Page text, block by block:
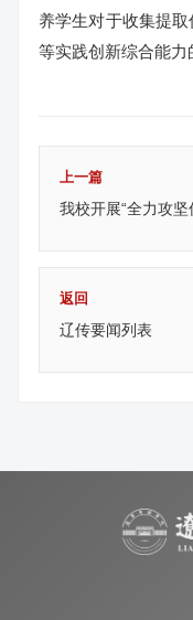
养学生对于收集提
等实践创新综合能力
上一篇
我校开展“全力攻坚
返回
辽传要闻列表